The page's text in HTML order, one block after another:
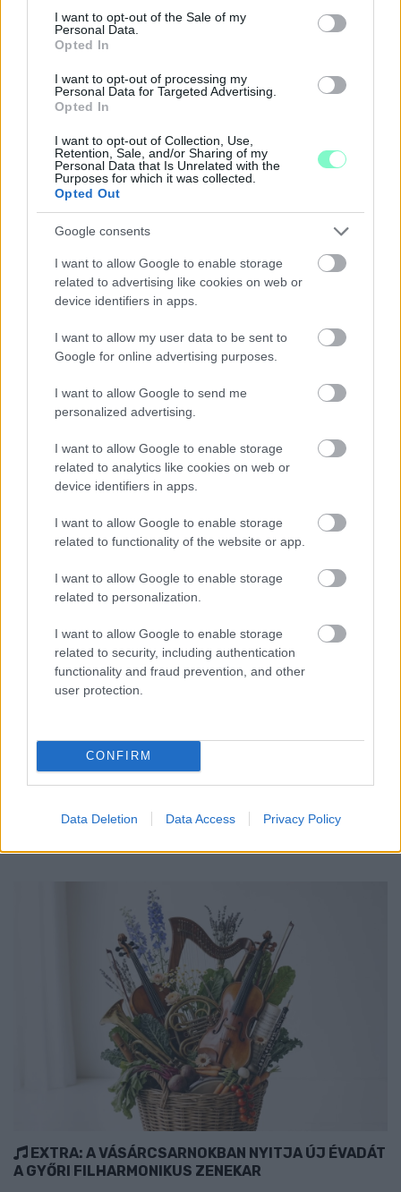
consent section.
I want to opt-out of the Sale of my
Personal Data.
Opted In
I want to opt-out of processing my
Personal Data for Targeted Advertising.
Opted In
I want to opt-out of Collection, Use,
Retention, Sale, and/or Sharing of my
Personal Data that Is Unrelated with the
Purposes for which it was collected.
Opted Out
Google consents
I want to allow Google to enable storage
related to advertising like cookies on web or
device identifiers in apps.
I want to allow my user data to be sent to
Google for online advertising purposes.
I want to allow Google to send me
personalized advertising.
I want to allow Google to enable storage
related to analytics like cookies on web or
device identifiers in apps.
I want to allow Google to enable storage
related to functionality of the website or app.
I want to allow Google to enable storage
related to personalization.
I want to allow Google to enable storage
related to security, including authentication
functionality and fraud prevention, and other
user protection.
CONFIRM
Data Deletion Data Access Privacy Policy
ENERGIATAKARÉKOSSÁG: KORÁBBAN KEZDŐDIK
A GYŐRI AUDI ETO KC PÉNTEKI FELKÉSZÜLÉSI
MÉRKŐZÉSE
Az energiaellátás tehermentesítése érdekében másfél órával
előrébb hozták a Brest Bretagne Handball elleni találkozó
kezdését.
BAROKK POMPÁBA ÖLTÖZIK A BELVÁROS:
Jubileumi fogadalom megerősítés, történelmi felvonulás,
tűzshow és vezetett séták is várják az érdeklődőket augusztus
Szólj hozzá!
EXTRA: A VÁSÁRCSARNOKBAN NYITJA ÚJ ÉVADÁT
A GYŐRI FILHARMONIKUS ZENEKAR